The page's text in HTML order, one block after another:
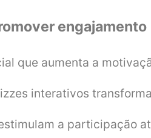
engajamento
que aumenta a
interativos
a participação